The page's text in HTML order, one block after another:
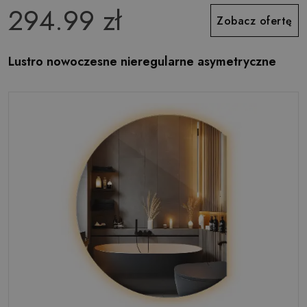
294.99 zł Zobacz ofertę
Lustro nowoczesne nieregularne asymetryczne